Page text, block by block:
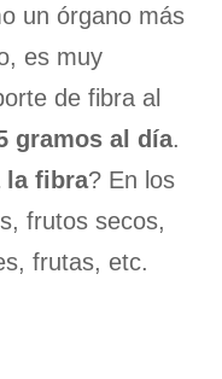
un órgano más
es muy
de fibra al
gramos al día.
la fibra? En los
frutos secos,
frutas, etc.